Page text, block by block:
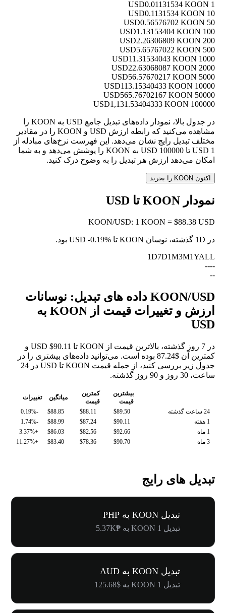
1 USD
0.01131534 KOON
10 USD
0.1131534 KOON
50 USD
0.56576702 KOON
100 USD
1.13153404 KOON
200 USD
2.26306809 KOON
500 USD
5.65767022 KOON
1000 USD
11.31534043 KOON
2000 USD
22.63068087 KOON
5000 USD
56.57670217 KOON
10000 USD
113.15340433 KOON
50000 USD
565.76702167 KOON
100000 USD
1,131.53404333 KOON
در جدول بالا، نمودار داده‌های تبدیل جامع USD به KOON را
مشاهده می‌کنید که رابطه ارزش USD و KOON را در مقادیر
مختلف تبدیل رایج نشان می‌دهد. این فهرست نرخ‌های مبادله از
1 USD تا 100000 USD به KOON را پوشش می‌دهد و به شما
امکان می‌دهد ارزش هر تبدیل را به وضوح درک کنید.
اکنون KOON را بخرید
نمودار KOON تا USD
KOON/USD: 1 KOON = $88.38 USD
در 1D گذشته، نوسان KOON تا USD -0.19%
بود.
1D7D1M3M1YALL
--
--
--
KOON/USD داده های تبدیل: نوسانات
ارزش و تغییرات قیمت از KOON به
USD
در 7 روز گذشته، بالاترین قیمت از KOON تا USD $90.11 و
کمترین آن $87.24 بوده است. می‌توانید داده‌های بیشتری را در
جدول زیر بررسی کنید، از جمله قیمت KOON تا USD در 24
ساعت، 30 روز و 90 روز گذشته.
بیشترین
قیمت
کمترین
قیمت
میانگین
تغییرات
24 ساعت گذشته
$89.50
$88.11
$88.85
-0.19%
1 هفته
$90.11
$87.24
$88.99
-1.74%
1 ماه
$92.66
$82.56
$86.03
+3.37%
3 ماه
$90.70
$78.36
$83.40
+11.27%
تبدیل های رایج
تبدیل KOON به PHP
تبدیل 1 KOON به ₱5.37K
تبدیل KOON به AUD
تبدیل 1 KOON به $125.68